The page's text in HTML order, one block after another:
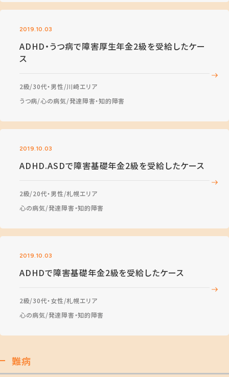
2019.10.03
ADHD・うつ病で障害厚生年金2級を受給したケー
ス
2級 30代・男性 川崎エリア
うつ病 心の病気 発達障害・知的障害
2019.10.03
ADHD.ASDで障害基礎年金2級を受給したケース
2級 20代・男性 札幌エリア
心の病気 発達障害・知的障害
2019.10.03
ADHDで障害基礎年金2級を受給したケース
2級 30代・女性 札幌エリア
心の病気 発達障害・知的障害
難病